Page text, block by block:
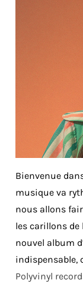
Bienvenue
musique va
nous allons
les carillons de
nouvel album
indispensable,
Polyvinyl